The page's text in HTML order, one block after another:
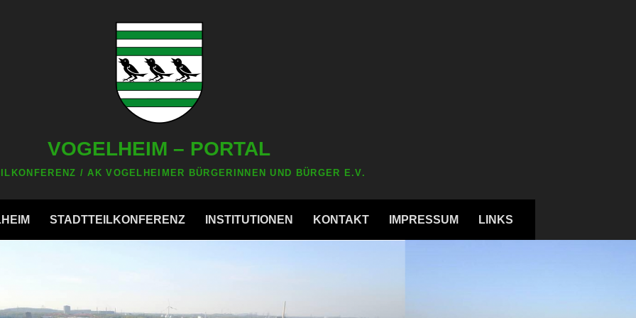
VOGELHEIM – PORTAL
/ AK VOGELHEIMER BÜRGERINNEN UND BÜRGER E.V.
STADTTEILKONFERENZ INSTITUTIONEN KONTAKT IMPRESSUM LINKS